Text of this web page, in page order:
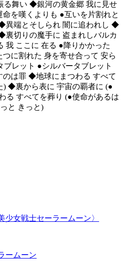
舞い ◆銀河の黄金郷 我に見せ
を嘆くよりも ●互いを片割れと
異端とそしられ 闇に追われし ◆
裏切りの魔手に 盗まれしバルカ
我 ここに 在る ●降りかかった
に割れた 身を寄せ合って 安ら
レット ●シルバータブレット
は罪 ◆地球にまつわる すべて
) ◆裏から表に 宇宙の覇者に (●
る すべてを葬り (●使命があるは
と きっと)
少女戦士セーラームーン〉
ームーン